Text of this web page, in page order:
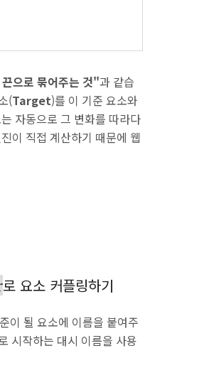
으로 묶어주는 것"과 같습
(Target)를 이 기준 요소와
자동으로 그 변화를 따라다
이 직접 계산하기 때문에 웹
로 요소 커플링하기
이 될 요소에 이름을 붙여주
시작하는 대시 이름을 사용